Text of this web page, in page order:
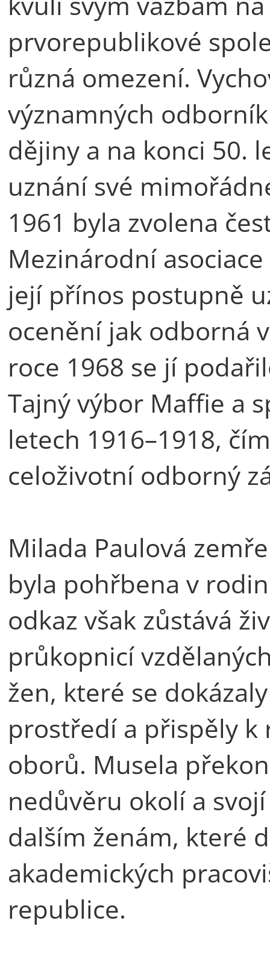
prvorepublikové
různá omezení.
významných
dějiny a na konci 50.
uznání své
1961 byla zvolena
Mezinárodní
její přínos postupně
ocenění jak odborná
roce 1968 se jí
Tajný výbor Maffie a
letech 1916–1918,
celoživotní odborný
Milada Paulová
byla pohřbena v
odkaz však zůstává
průkopnicí
žen, které se
prostředí a přispěly k
oborů. Musela
nedůvěru okolí a
dalším ženám, které
akademických
republice.